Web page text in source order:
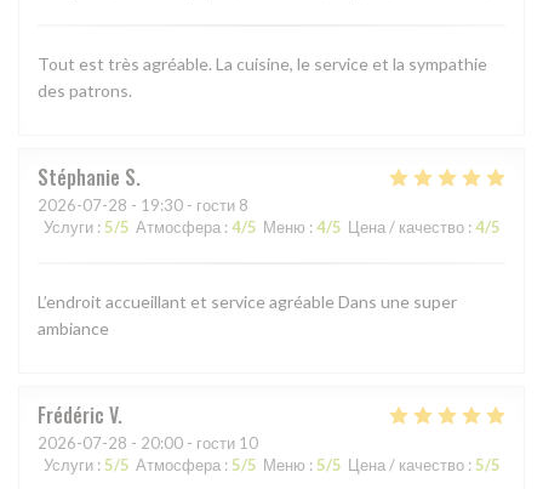
Tout est très agréable. La cuisine, le service et la sympathie
des patrons.
Stéphanie S
2026-07-28 - 19:30 - гости 8
Услуги : 5/5 Атмосфера : 4/5 Меню : 4/5 Цена / качество : 4/5
L’endroit accueillant et service agréable Dans une super
ambiance
Frédéric V
2026-07-28 - 20:00 - гости 10
Услуги : 5/5 Атмосфера : 5/5 Меню : 5/5 Цена / качество : 5/5